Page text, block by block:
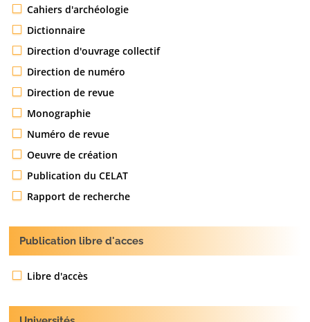
Cahiers d'archéologie
Dictionnaire
Direction d'ouvrage collectif
Direction de numéro
Direction de revue
Monographie
Numéro de revue
Oeuvre de création
Publication du CELAT
Rapport de recherche
Publication libre d'acces
Libre d'accès